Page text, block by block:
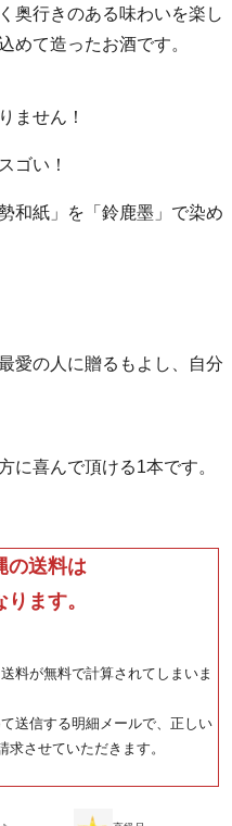
奥行きのある味わいを楽し
めて造ったお酒です。
ません！
ゴい！
和紙」を「鈴鹿墨」で染め
愛の人に贈るもよし、自分
に喜んで頂ける1本です。
の送料は
ます。
料が無料で計算されてしまいま
送信する明細メールで、正しい
させていただきます。